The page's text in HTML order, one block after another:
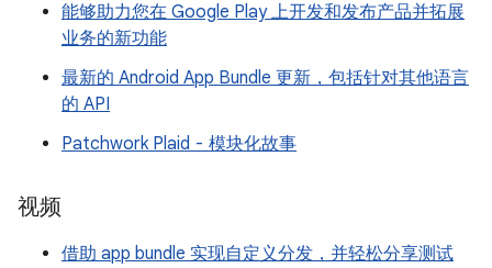
能够助力您在 Google Play 上开发和发布产品并拓展
业务的新功能
最新的 Android App Bundle 更新，包括针对其他语言
的 API
Patchwork Plaid - 模块化故事
视频
借助 app bundle 实现自定义分发，并轻松分享测试